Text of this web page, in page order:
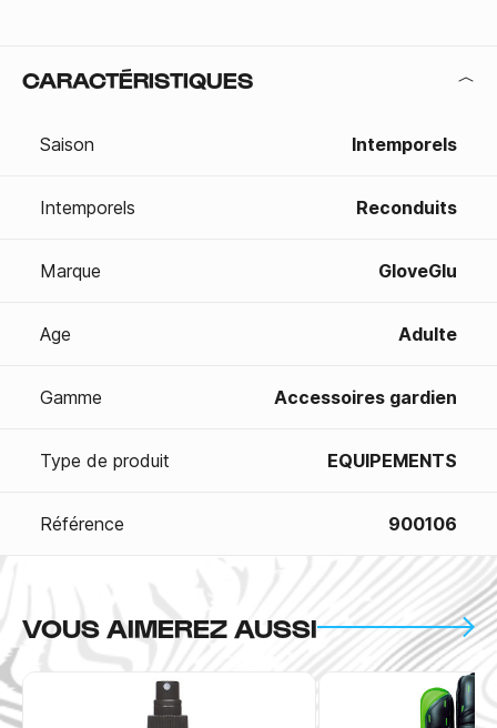
CARACTÉRISTIQUES
Saison Intemporels
Intemporels Reconduits
Marque GloveGlu
Age Adulte
Gamme Accessoires gardien
Type de produit EQUIPEMENTS
Référence 900106
VOUS AIMEREZ AUSSI